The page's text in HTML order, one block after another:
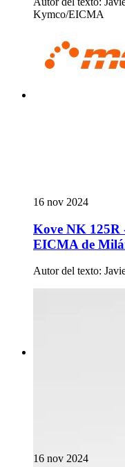
Kymco/EICMA
16 nov 2024
Kove NK 125R
EICMA de
Autor del texto:
16 nov 2024